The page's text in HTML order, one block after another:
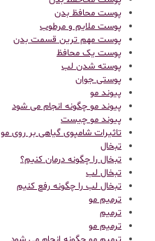
پوست محافظ بدن
پوست ملایم و مرطوب
پوست مهم ترین قسمت بدن
پوست یک محافظ
پوسته شدن لب
پوستی جوان
پیوند مو
پیوند مو چگونه انجام می شود
پیوند مو چیست
تاثیرات شامپوی گیاهی بر روی مو
تبخال
تبخال را چگونه درمان کنیم؟
تبخال لب
تبخال لب را چگونه رفع کنیم
ترميم مو
ترمیم
ترمیم مو